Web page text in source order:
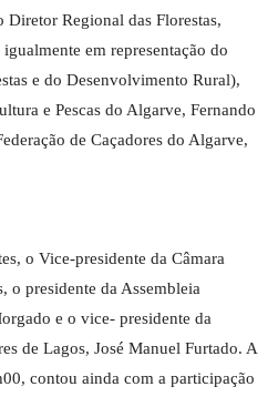
Diretor Regional das Florestas,
em representação do
e do Desenvolvimento Rural),
e Pescas do Algarve, Fernando
de Caçadores do Algarve,
o Vice-presidente da Câmara
presidente da Assembleia
e o vice- presidente da
de Lagos, José Manuel Furtado. A
contou ainda com a participação